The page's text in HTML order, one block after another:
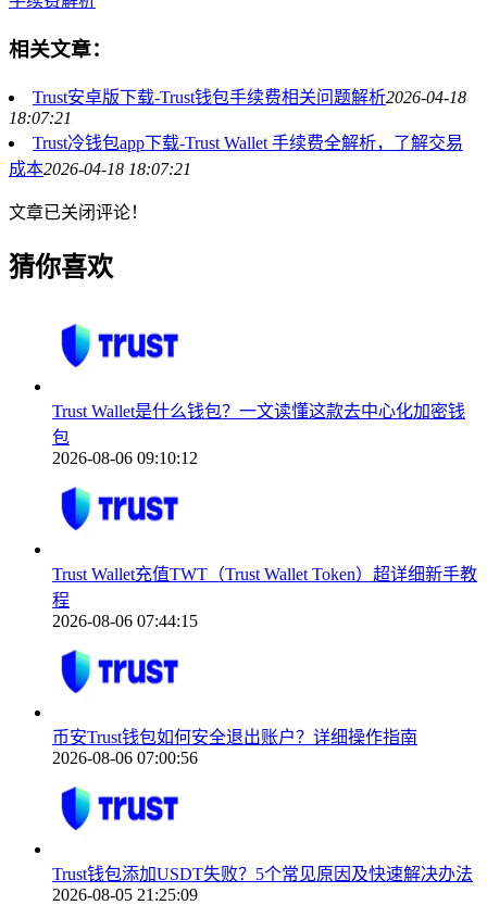
相关文章：
Trust安卓版下载-Trust钱包手续费相关问题解析2026-04-18
18:07:21
Trust冷钱包app下载-Trust Wallet 手续费全解析，了解交易
成本2026-04-18 18:07:21
文章已关闭评论！
猜你喜欢
Trust Wallet是什么钱包？一文读懂这款去中心化加密钱
包
2026-08-06 09:10:12
Trust Wallet充值TWT（Trust Wallet Token）超详细新手教
程
2026-08-06 07:44:15
币安Trust钱包如何安全退出账户？详细操作指南
2026-08-06 07:00:56
Trust钱包添加USDT失败？5个常见原因及快速解决办法
2026-08-05 21:25:09